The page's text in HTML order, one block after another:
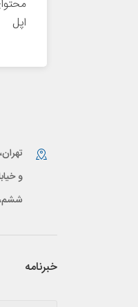
اپل
ششم، واحد 19،
خبرنامه